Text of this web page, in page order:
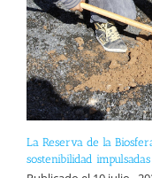
La Reserva de la
sostenibilidad